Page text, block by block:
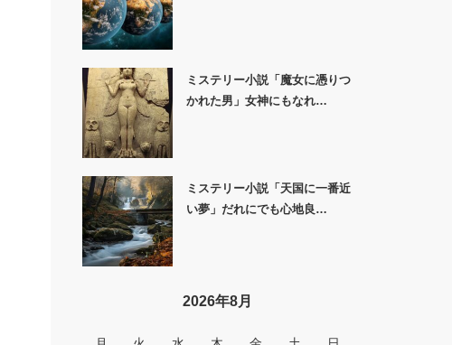
ミステリー小説「魔女に憑りつ
かれた男」女神にもなれ…
ミステリー小説「天国に一番近
い夢」だれにでも心地良…
2026年8月